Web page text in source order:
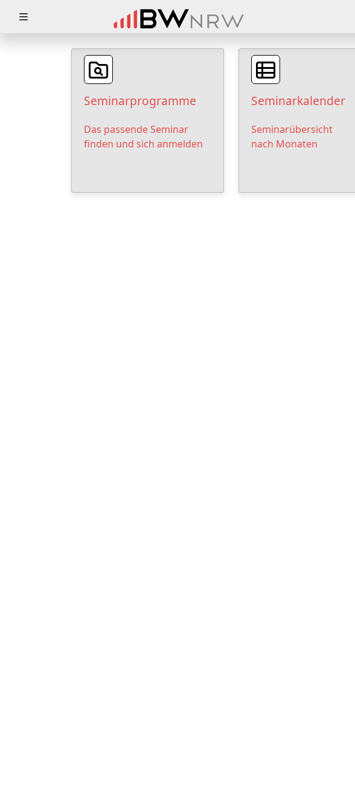
Seminarprogramme
Das passende Seminar
finden und sich anmelden
Seminarkalender
Seminarübersicht
nach Monaten